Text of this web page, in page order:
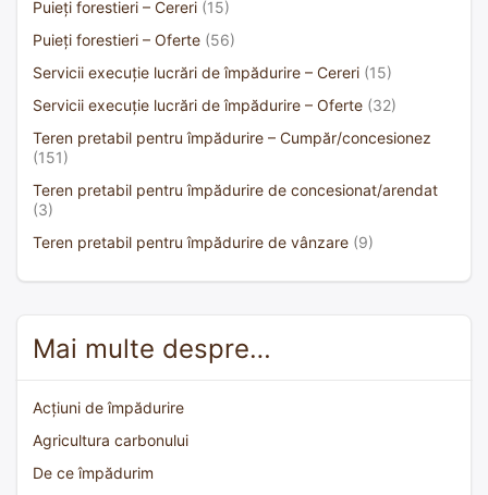
Puieți forestieri – Cereri (15)
Puieți forestieri – Oferte (56)
Servicii execuție lucrări de împădurire – Cereri (15)
Servicii execuție lucrări de împădurire – Oferte (32)
Teren pretabil pentru împădurire – Cumpăr/concesionez
(151)
Teren pretabil pentru împădurire de concesionat/arendat
(3)
Teren pretabil pentru împădurire de vânzare (9)
Mai multe despre…
Acțiuni de împădurire
Agricultura carbonului
De ce împădurim